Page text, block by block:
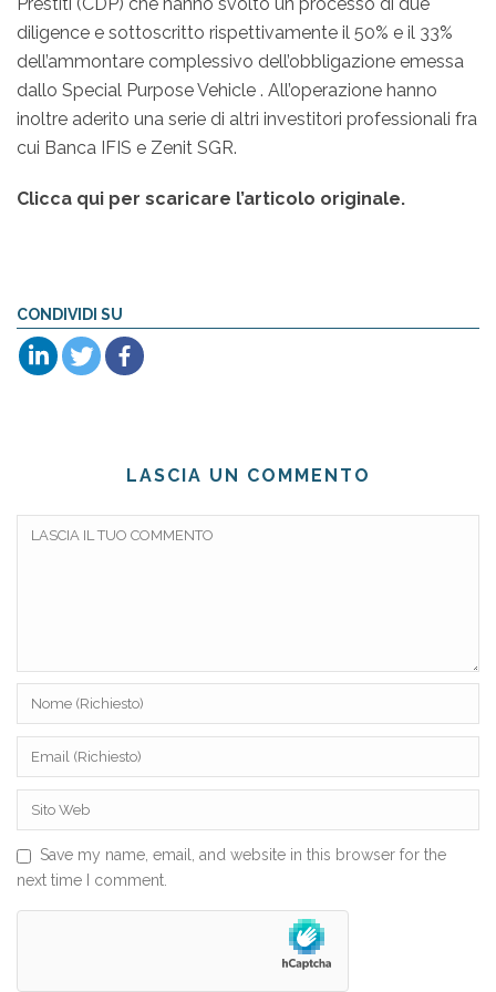
diligence e sottoscritto rispettivamente il 50% e il 33%
dell’ammontare complessivo dell’obbligazione emessa
dallo Special Purpose Vehicle . All’operazione hanno
inoltre aderito una serie di altri investitori professionali fra
cui Banca IFIS e Zenit SGR.
Clicca qui per scaricare l’articolo originale.
CONDIVIDI SU
LASCIA UN COMMENTO
Save my name, email, and website in this browser for the
next time I comment.